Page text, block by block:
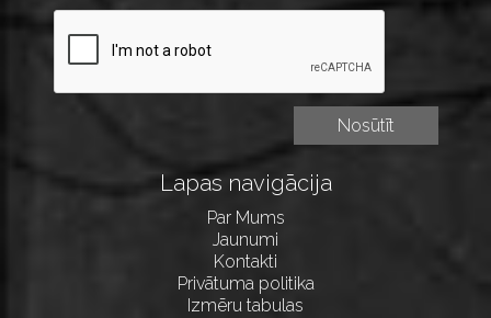
Lapas navigācija
Par Mums
Jaunumi
Kontakti
Privātuma politika
Izmēru tabulas